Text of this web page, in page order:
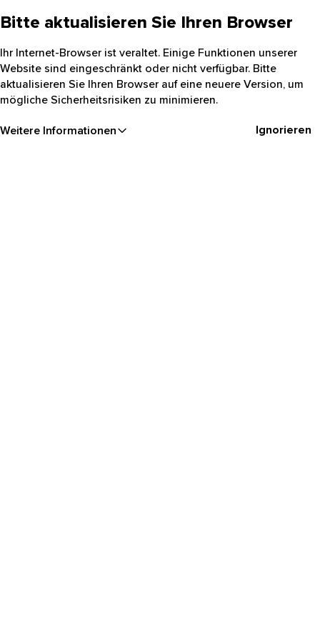
Bitte aktualisieren Sie Ihren Browser
Ihr Internet-Browser ist veraltet. Einige Funktionen unserer
Website sind eingeschränkt oder nicht verfügbar. Bitte
aktualisieren Sie Ihren Browser auf eine neuere Version, um
mögliche Sicherheitsrisiken zu minimieren.
Weitere Informationen Ignorieren